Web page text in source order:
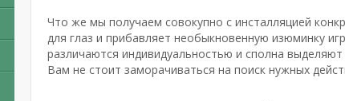
Что же мы получаем совокупно с инсталляцией
для глаз и прибавляет необыкновенную изюминку
различаются индивидуальностью и сполна
Вам не стоит заморачиваться на поиск нужных